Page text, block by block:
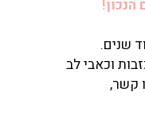
שנים.
וכאבי לב
קשר,